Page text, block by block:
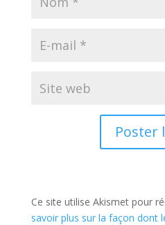
Ce site utilise Akismet pour
savoir plus sur la façon dont